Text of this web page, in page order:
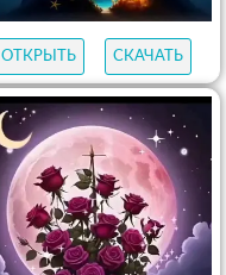
ОТКРЫТЬ СКАЧАТЬ